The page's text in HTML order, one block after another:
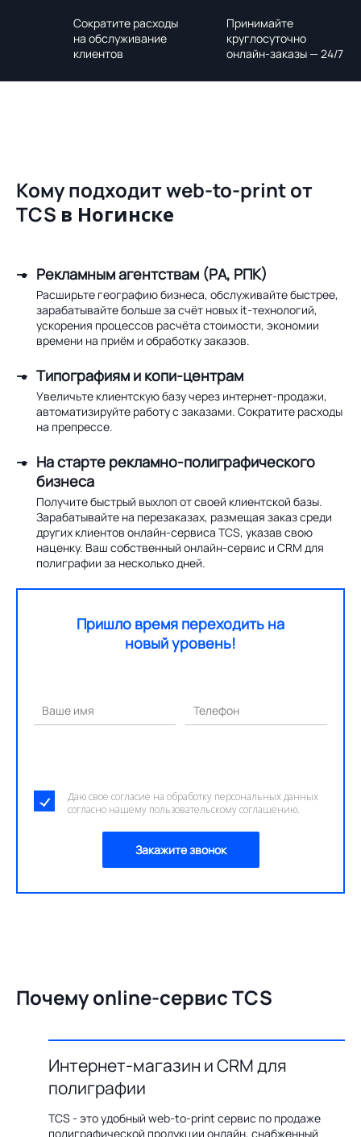
Сократите расходы
на обслуживание
клиентов
Принимайте
круглосуточно
онлайн-заказы — 24/7
Кому подходит web-to-print от
TCS в Ногинске
Рекламным агентствам (РА, РПК)
Расширьте географию бизнеса, обслуживайте быстрее,
зарабатывайте больше за счёт новых it-технологий,
ускорения процессов расчёта стоимости, экономии
времени на приём и обработку заказов.
Типографиям и копи-центрам
Увеличьте клиентскую базу через интернет-продажи,
автоматизируйте работу с заказами. Сократите расходы
на препрессе.
На старте рекламно-полиграфического
бизнеса
Получите быстрый выхлоп от своей клиентской базы.
Зарабатывайте на перезаказах, размещая заказ среди
других клиентов онлайн-сервиса TCS, указав свою
наценку. Ваш собственный онлайн-сервис и CRM для
полиграфии за несколько дней.
Пришло время переходить на
новый уровень!
Ваше имя Телефон
Даю свое согласие на обработку персональных данных
согласно нашему пользовательскому соглашению.
Закажите звонок
Почему online-сервис TCS
Интернет-магазин и CRM для
полиграфии
TCS - это удобный web-to-print сервис по продаже
полиграфической продукции онлайн, снабженный